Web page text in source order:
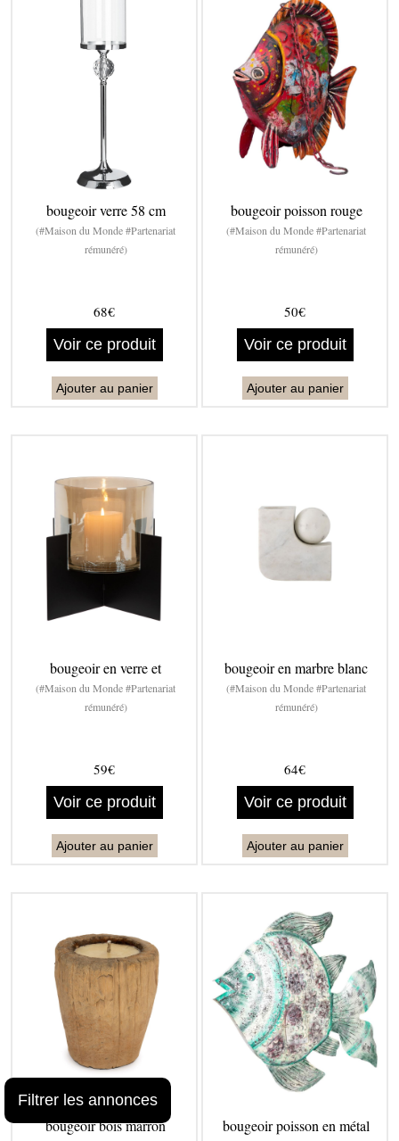
bougeoir verre 58 cm
(#Maison du Monde #Partenariat
rémunéré)
68€
Voir ce produit
Ajouter au panier
bougeoir poisson rouge
(#Maison du Monde #Partenariat
rémunéré)
50€
Voir ce produit
Ajouter au panier
bougeoir en verre et
(#Maison du Monde #Partenariat
rémunéré)
59€
Voir ce produit
Ajouter au panier
bougeoir en marbre blanc
(#Maison du Monde #Partenariat
rémunéré)
64€
Voir ce produit
Ajouter au panier
bougeoir bois marron bougeoir poisson en métal
Filtrer les annonces